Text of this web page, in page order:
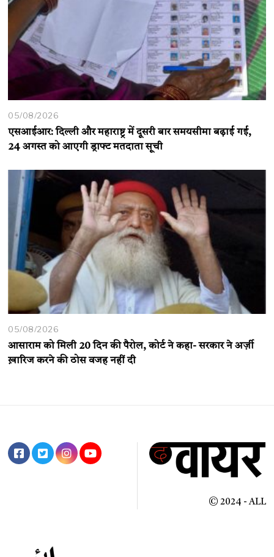
05/08/2026
एसआईआर: दिल्ली और महाराष्ट्र में दूसरी बार समयसीमा बढ़ाई गई,
24 अगस्त को आएगी ड्राफ्ट मतदाता सूची
05/08/2026
आसाराम को मिली 20 दिन की पैरोल, कोर्ट ने कहा- सरकार ने अर्ज़ी
ख़ारिज करने की ठोस वजह नहीं दी
© 2024 - ALL